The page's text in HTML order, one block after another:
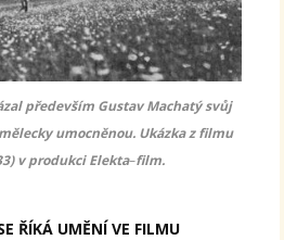
především Gustav Machatý svůj
umocněnou. Ukázka z filmu
v produkci Elekta–film.
ŘÍKÁ UMĚNÍ VE FILMU